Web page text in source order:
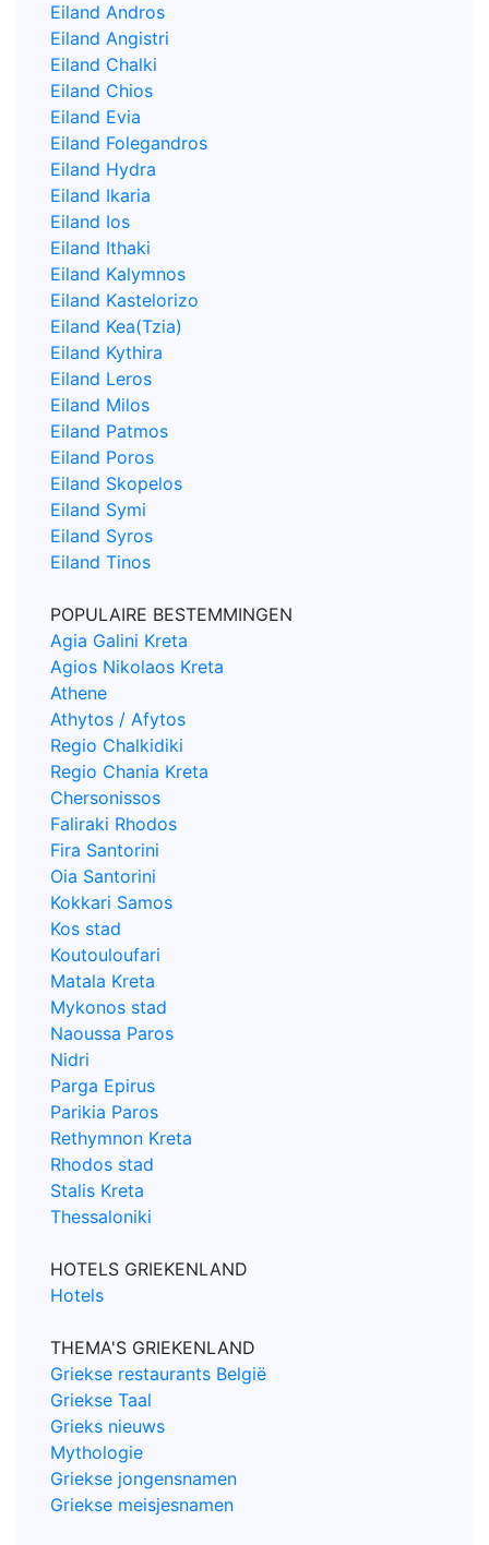
Eiland Andros
Eiland Angistri
Eiland Chalki
Eiland Chios
Eiland Evia
Eiland Folegandros
Eiland Hydra
Eiland Ikaria
Eiland Ios
Eiland Ithaki
Eiland Kalymnos
Eiland Kastelorizo
Eiland Kea(Tzia)
Eiland Kythira
Eiland Leros
Eiland Milos
Eiland Patmos
Eiland Poros
Eiland Skopelos
Eiland Symi
Eiland Syros
Eiland Tinos
POPULAIRE BESTEMMINGEN
Agia Galini Kreta
Agios Nikolaos Kreta
Athene
Athytos / Afytos
Regio Chalkidiki
Regio Chania Kreta
Chersonissos
Faliraki Rhodos
Fira Santorini
Oia Santorini
Kokkari Samos
Kos stad
Koutouloufari
Matala Kreta
Mykonos stad
Naoussa Paros
Nidri
Parga Epirus
Parikia Paros
Rethymnon Kreta
Rhodos stad
Stalis Kreta
Thessaloniki
HOTELS GRIEKENLAND
Hotels
THEMA'S GRIEKENLAND
Griekse restaurants België
Griekse Taal
Grieks nieuws
Mythologie
Griekse jongensnamen
Griekse meisjesnamen